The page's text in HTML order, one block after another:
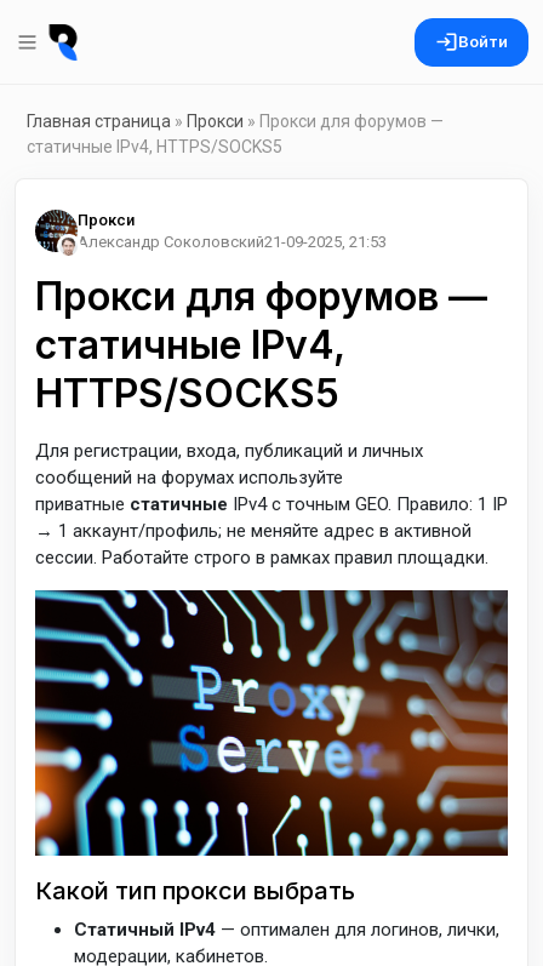
Войти
Главная страница » Прокси » Прокси для форумов —
статичные IPv4, HTTPS/SOCKS5
Прокси
Александр Соколовский21-09-2025, 21:53
Прокси для форумов —
статичные IPv4,
HTTPS/SOCKS5
Для регистрации, входа, публикаций и личных
сообщений на форумах используйте
приватные статичные IPv4 с точным GEO. Правило: 1 IP
→ 1 аккаунт/профиль; не меняйте адрес в активной
сессии. Работайте строго в рамках правил площадки.
Какой тип прокси выбрать
Статичный IPv4 — оптимален для логинов, лички,
модерации, кабинетов.